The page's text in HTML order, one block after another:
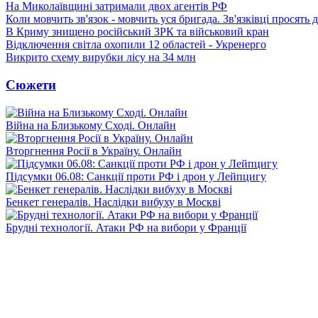
На Миколаївщині затримали двох агентів РФ
Коли мовчить зв'язок - мовчить уся бригада. Зв'язківці просять
В Криму знищено російський ЗРК та військовий кран
Відключення світла охопили 12 областей - Укренерго
Викрито схему вирубки лісу на 34 млн
Сюжети
Війна на Близькому Сході. Онлайн
Вторгнення Росії в Україну. Онлайн
Підсумки 06.08: Санкції проти РФ і дрон у Лейпцигу
Бенкет генералів. Наслідки вибуху в Москві
Брудні технології. Атаки РФ на вибори у Франції